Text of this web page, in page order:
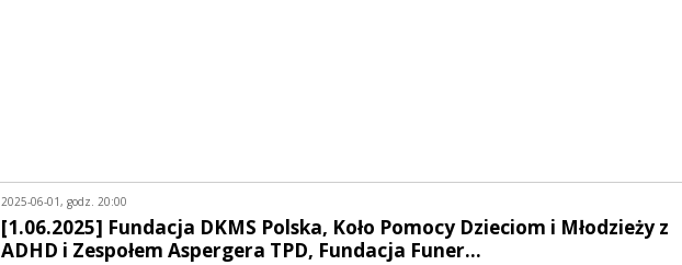
2025-06-01, godz. 20:00
[1.06.2025] Fundacja DKMS Polska, Koło Pomocy Dzieciom i Młodzieży z
ADHD i Zespołem Aspergera TPD, Fundacja Funer…